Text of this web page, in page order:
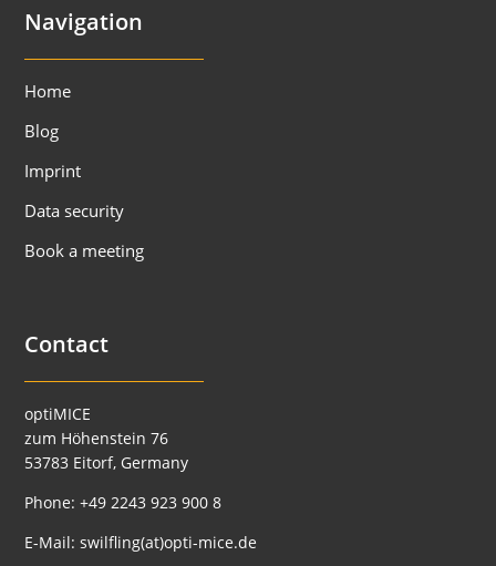
Navigation
Home
Blog
Imprint
Data security
Book a meeting
Contact
optiMICE
zum Höhenstein 76
53783 Eitorf, Germany
Phone:+49 2243 923 900 8
E-Mail:swilfling(at)opti-mice.de